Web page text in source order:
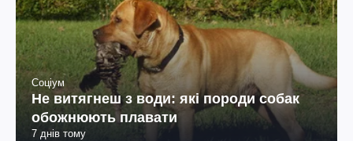
Соціум
Не витягнеш з води: які породи собак
обожнюють плавати
7 днів тому